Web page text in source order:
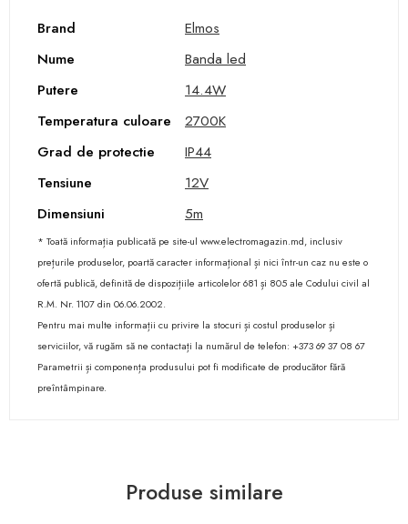
Brand
Elmos
Nume
Banda led
Putere
14.4W
Temperatura culoare
2700K
Grad de protectie
IP44
Tensiune
12V
Dimensiuni
5m
* Toată informația publicată pe site-ul www.electromagazin.md, inclusiv
prețurile produselor, poartă caracter informațional și nici într-un caz nu este o
ofertă publică, definită de dispozițiile articolelor 681 și 805 ale Codului civil al
R.M. Nr. 1107 din 06.06.2002.
Pentru mai multe informații cu privire la stocuri și costul produselor și
serviciilor, vă rugăm să ne contactați la numărul de telefon: +373 69 37 08 67
Parametrii și componența produsului pot fi modificate de producător fără
preîntâmpinare.
Produse similare